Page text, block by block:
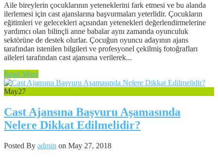
Aile bireylerin çocuklarının yeteneklerini fark etmesi ve bu alanda
ilerlemesi için cast ajanslarına başvurmaları yeterlidir. Çocukların
eğitimleri ve gelecekleri açısından yetenekleri değerlendirmelerine
yardımcı olan bilinçli anne babalar aynı zamanda oyunculuk
sektörüne de destek olurlar. Çocuğun oyuncu adayının ajans
tarafından istenilen bilgileri ve profesyonel çekilmiş fotoğrafları
aileleri tarafından cast ajansına verilerek...
Read More
May27
Cast Ajansına Başvuru Aşamasında
Nelere Dikkat Edilmelidir?
Posted By admin on May 27, 2018